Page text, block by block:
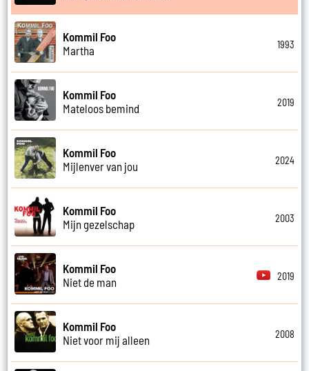
Kommil Foo
Martha
1993
Kommil Foo
Mateloos bemind
2019
Kommil Foo
Mijlenver van jou
2024
Kommil Foo
Mijn gezelschap
2003
Kommil Foo
Niet de man
2019
Kommil Foo
Niet voor mij alleen
2008